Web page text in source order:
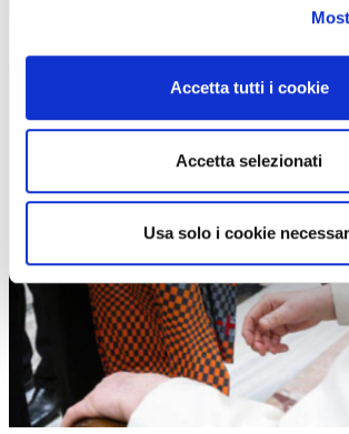
Accetta tutti i cookie
Accetta selezionati
Usa solo i cookie
Kessisoglu ha donato la maglia di “C’è da fare”
assieme a Francesca Rocchi, partner